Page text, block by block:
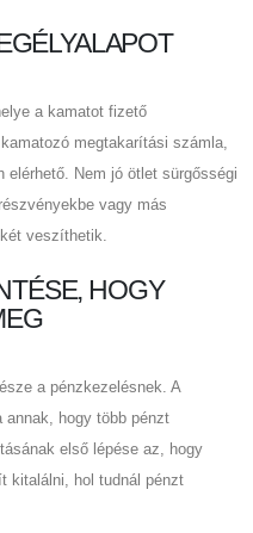
a kamatot fizető
megtakarítási számla,
Nem jó ötlet sürgősségi
vagy más
veszíthetik.
HOGY
a pénzkezelésnek. A
hogy több pénzt
első lépése az, hogy
kitalálni, hol tudnál pénzt